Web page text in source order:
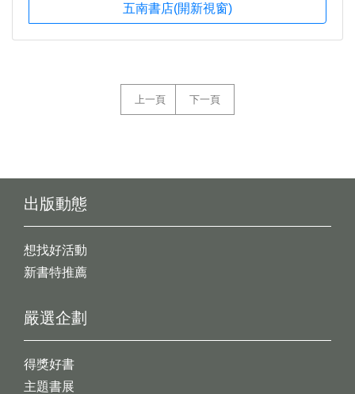
五南書店(開新視窗)
上一頁 下一頁
出版動態
想找好活動
新書特推薦
嚴選企劃
得獎好書
主題書展